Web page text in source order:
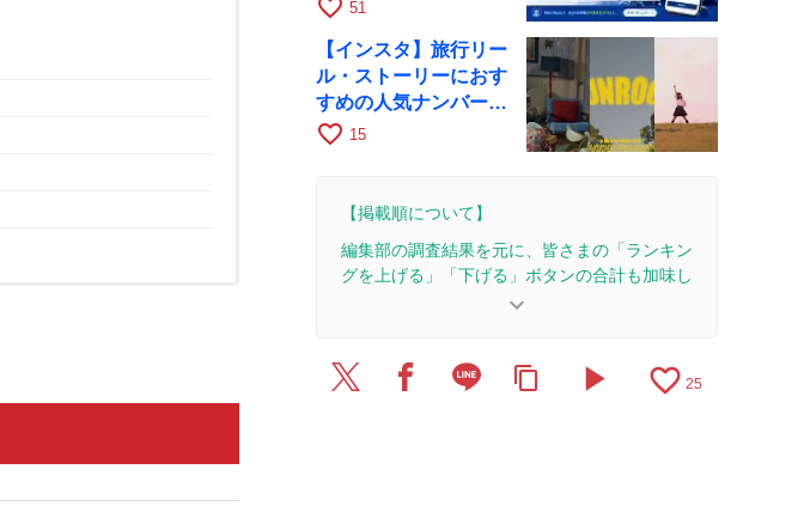
favorite_border 51
【インスタ】旅行リー
ル・ストーリーにおす
すめの人気ナンバーを
厳選
favorite_border 15
【掲載順について】
編集部の調査結果を元に、皆さまの「ランキン
グを上げる」「下げる」ボタンの合計も加味し
2026/5/14：記事を公開しました。
keyboard_arrow_down
content_copy play_arrow favorite_border 25